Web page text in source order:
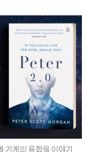
기계의 융합을 이야기